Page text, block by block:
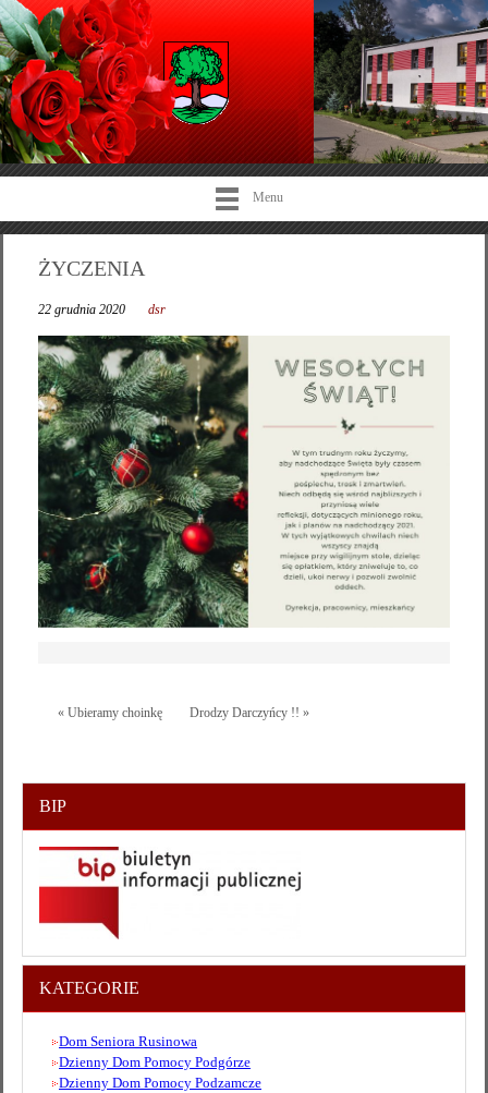
Menu
ŻYCZENIA
22 grudnia 2020 dsr
« Ubieramy choinkę Drodzy Darczyńcy !! »
BIP
KATEGORIE
Dom Seniora Rusinowa
Dzienny Dom Pomocy Podgórze
Dzienny Dom Pomocy Podzamcze